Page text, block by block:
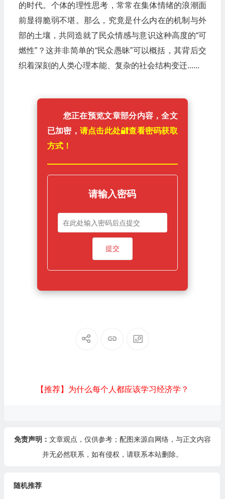
的时代。个体的理性思考，常常在集体情绪的浪潮面
前显得脆弱不堪。那么，究竟是什么内在的机制与外
部的土壤，共同造就了民众情感与意识这种高度的“可
燃性”？这并非简单的“民众愚昧”可以概括，其背后交
织着深刻的人类心理本能、复杂的社会结构变迁......
您正在预览文章部分内容，全文
已加密， 请点击此处🔐️查看密码获取
方式！
请输入密码
【推荐】为什么每个人都应该学习经济学？
免责声明： 文章观点，仅供参考；配图来源自网络，与正文内容
并无必然联系，如有侵权，请联系本站删除。
随机推荐